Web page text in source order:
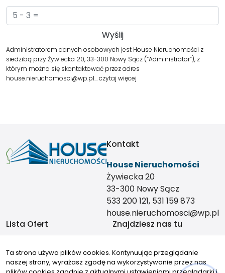
Administratorem danych osobowych jest House Nieruchomości z
siedzibą przy Żywiecka 20, 33-300 Nowy Sącz (“Administrator”), z
którym można się skontaktować przez adres
house.nieruchomosci@wp.pl…czytaj więcej
Kontakt
House Nieruchomości
Żywiecka 20
33-300 Nowy Sącz
533 200 121, 531 159 873
house.nieruchomosci@wp.pl
Lista Ofert
Mieszkania
Domy
Znajdziesz nas tu
Ta strona używa plików cookies. Kontynuując przeglądanie
naszej strony, wyrażasz zgodę na wykorzystywanie przez nas